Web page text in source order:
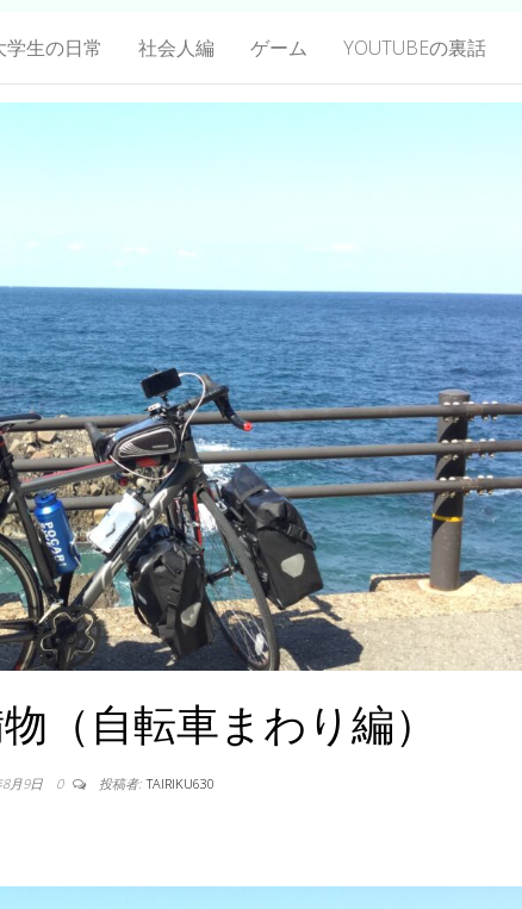
学生の日常 社会人編 ゲーム YOUTUBEの裏話
（自転車まわり編）
月9日 0 投稿者: TAIRIKU630